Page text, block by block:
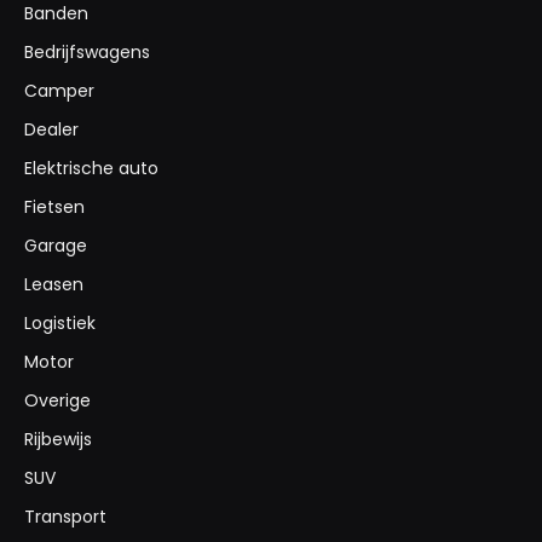
Banden
Bedrijfswagens
Camper
Dealer
Elektrische auto
Fietsen
Garage
Leasen
Logistiek
Motor
Overige
Rijbewijs
SUV
Transport